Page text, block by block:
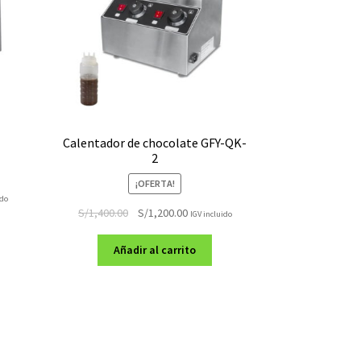
Calentador de chocolate GFY-QK-
2
¡OFERTA!
S/1,400.00
original
era:
S/1,200.00El
actual
es:
IGV incluido
Añadir al carrito